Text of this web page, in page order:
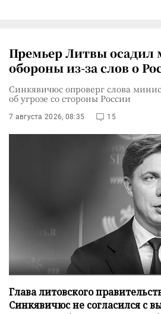
Премьер Литвы осадил
обороны из-за слов о
Синкявичюс опроверг слова
об угрозе со стороны России
7 августа 2026, 08:35 15
Глава литовского
Синкявичюс не согласился с